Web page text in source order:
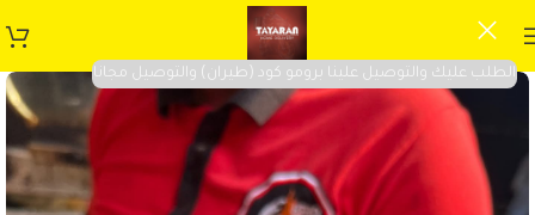
الطلب عليك والتوصيل علينا برومو كود (طيران) والتوصيل مجانا